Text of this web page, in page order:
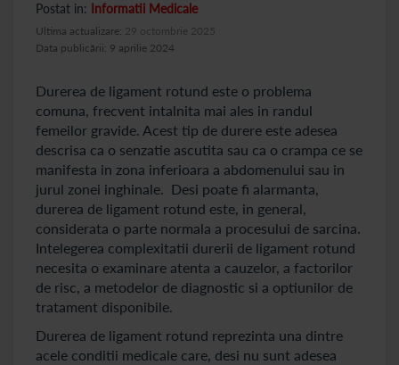
Postat in: Informatii Medicale
Data publicării: 9 aprilie 2024
Ultima actualizare: 29 octombrie 2025
Durerea de ligament rotund este o problema
comuna, frecvent intalnita mai ales in randul
femeilor gravide. Acest tip de durere este adesea
descrisa ca o senzatie ascutita sau ca o crampa ce se
manifesta in zona inferioara a abdomenului sau in
jurul zonei inghinale. Desi poate fi alarmanta,
durerea de ligament rotund este, in general,
considerata o parte normala a procesului de sarcina.
Intelegerea complexitatii durerii de ligament rotund
necesita o examinare atenta a cauzelor, a factorilor
de risc, a metodelor de diagnostic si a optiunilor de
tratament disponibile.
Durerea de ligament rotund reprezinta una dintre
acele conditii medicale care, desi nu sunt adesea